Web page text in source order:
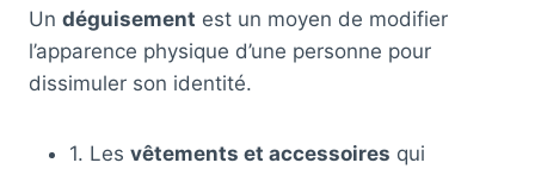
Un déguisement est un moyen de modifier
l’apparence physique d’une personne pour
dissimuler son identité.
1. Les vêtements et accessoires qui